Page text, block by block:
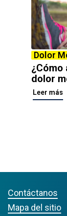
Dolor
dolor
Leer más
Contáctanos
Mapa del sitio